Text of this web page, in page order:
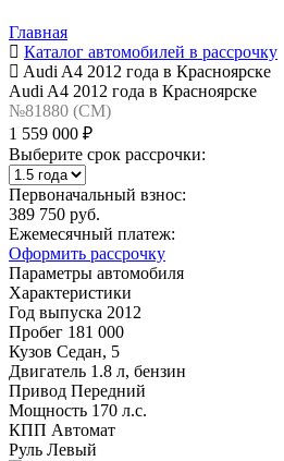
Главная
Каталог автомобилей в рассрочку
Audi A4 2012 года в Красноярске
Audi A4 2012 года в Красноярске
№81880 (CM)
1 559 000 ₽
Выберите срок рассрочки:
Первоначальный взнос:
389 750 руб.
Ежемесячный платеж:
Оформить рассрочку
Параметры автомобиля
Характеристики
Год выпуска 2012
Пробег 181 000
Кузов Седан, 5
Двигатель 1.8 л, бензин
Привод Передний
Мощность 170 л.с.
КПП Автомат
Руль Левый